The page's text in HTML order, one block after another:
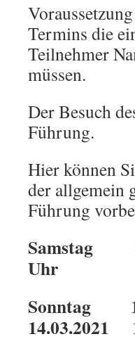
Termins die
Teilnehmer
müssen.
Der Besuch
Führung.
Hier können
der allgemein
Führung
Samstag
Sonntag
14.03.2021